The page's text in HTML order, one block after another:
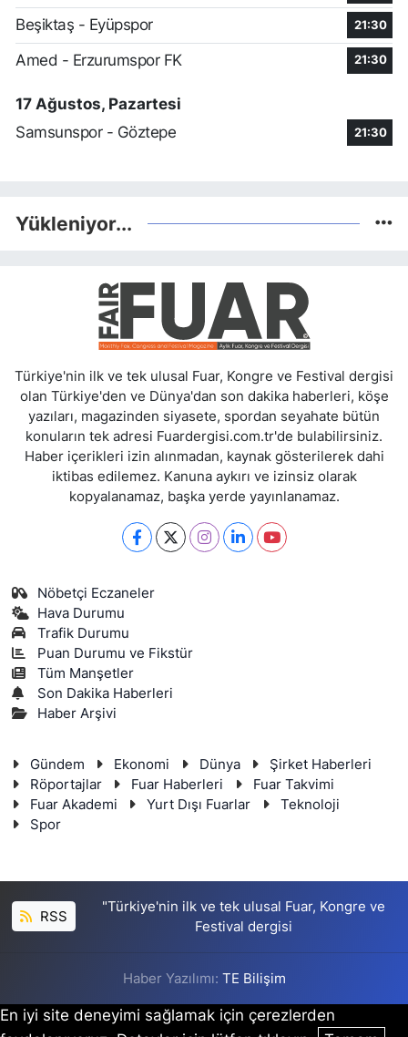
Beşiktaş - Eyüpspor 21:30
Amed - Erzurumspor FK 21:30
17 Ağustos, Pazartesi
Samsunspor - Göztepe
21:30
Yükleniyor...
Türkiye'nin ilk ve tek ulusal Fuar, Kongre ve Festival dergisi
olan Türkiye'den ve Dünya'dan son dakika haberleri, köşe
yazıları, magazinden siyasete, spordan seyahate bütün
konuların tek adresi Fuardergisi.com.tr'de bulabilirsiniz.
Haber içerikleri izin alınmadan, kaynak gösterilerek dahi
iktibas edilemez. Kanuna aykırı ve izinsiz olarak
kopyalanamaz, başka yerde yayınlanamaz.
Nöbetçi Eczaneler
Hava Durumu
Trafik Durumu
Puan Durumu ve Fikstür
Tüm Manşetler
Son Dakika Haberleri
Haber Arşivi
Gündem Ekonomi Dünya
Şirket Haberleri
Röportajlar
Fuar Haberleri
Fuar Takvimi
Fuar Akademi
Yurt Dışı Fuarlar
Teknoloji
Spor
RSS
"Türkiye'nin ilk ve tek ulusal Fuar, Kongre ve
Festival dergisi
Haber Yazılımı: TE Bilişim
En iyi site deneyimi sağlamak için çerezlerden